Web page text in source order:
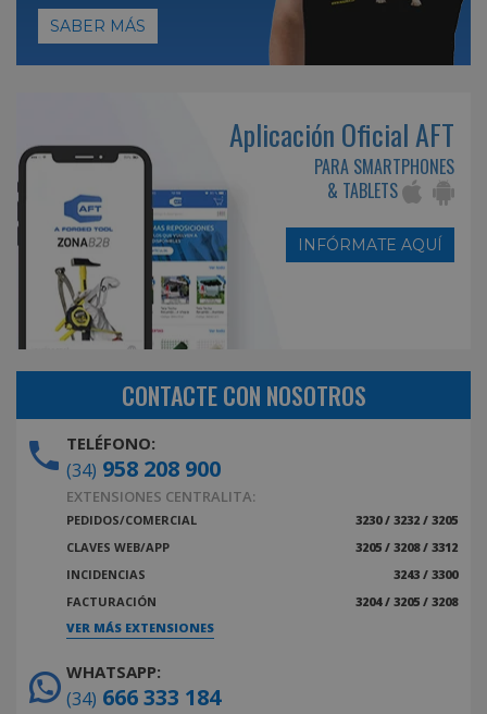
SABER MÁS
Aplicación Oficial AFT
PARA SMARTPHONES
& TABLETS
INFÓRMATE AQUÍ
CONTACTE CON NOSOTROS
TELÉFONO:
(34) 958 208 900
EXTENSIONES CENTRALITA:
PEDIDOS/COMERCIAL
3230 / 3232 / 3205
CLAVES WEB/APP
3205 / 3208 / 3312
INCIDENCIAS
3243 / 3300
FACTURACIÓN
3204 / 3205 / 3208
VER MÁS EXTENSIONES
WHATSAPP:
(34) 666 333 184